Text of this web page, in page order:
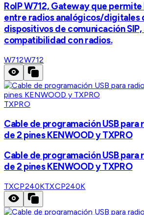
RoIP W712, Gateway que
entre radios analógicos/digitales
dispositivos de comunicación
compatibilidad con radios.
W712W712
TXPRO
Cable de programación USB
de 2 pines KENWOOD y TXPRO
Cable de programación USB
de 2 pines KENWOOD y TXPRO
TXCP240KTXCP240K